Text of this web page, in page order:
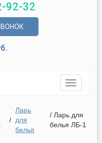
92-32
Toggle
/
Ларь
для
белья
/ Ларь для
белья ЛБ-1